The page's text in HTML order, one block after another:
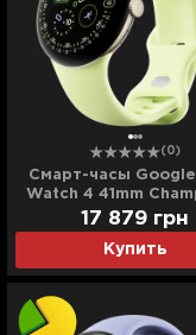
(0)
Смарт-часы Google
Watch 4 41mm
Gold Aluminum
Lemongrass Active
(Ultra)
Купить
17 879 грн